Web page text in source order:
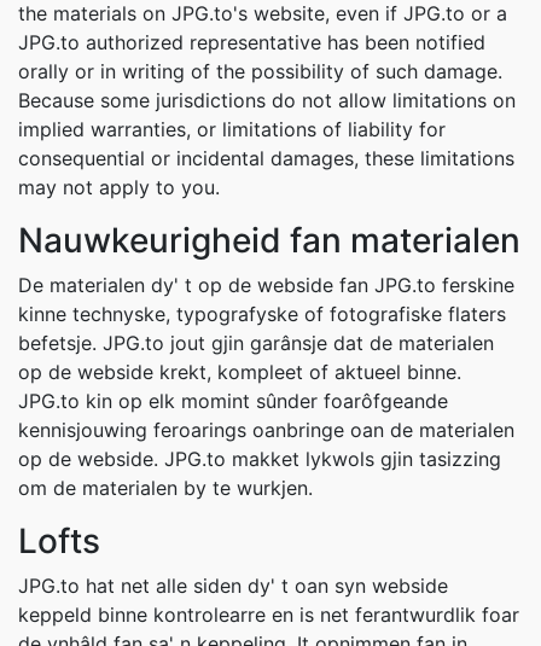
the materials on JPG.to's website, even if JPG.to or a
JPG.to authorized representative has been notified
orally or in writing of the possibility of such damage.
Because some jurisdictions do not allow limitations on
implied warranties, or limitations of liability for
consequential or incidental damages, these limitations
may not apply to you.
Nauwkeurigheid fan materialen
De materialen dy' t op de webside fan JPG.to ferskine
kinne technyske, typografyske of fotografiske flaters
befetsje. JPG.to jout gjin garânsje dat de materialen
op de webside krekt, kompleet of aktueel binne.
JPG.to kin op elk momint sûnder foarôfgeande
kennisjouwing feroarings oanbringe oan de materialen
op de webside. JPG.to makket lykwols gjin tasizzing
om de materialen by te wurkjen.
Lofts
JPG.to hat net alle siden dy' t oan syn webside
keppeld binne kontrolearre en is net ferantwurdlik foar